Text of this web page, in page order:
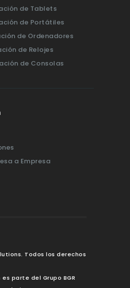
de Tablets
de Portátiles
de Ordenadores
de Relojes
de Consolas
a Empresa
Todos los derechos
es parte del Grupo BGR